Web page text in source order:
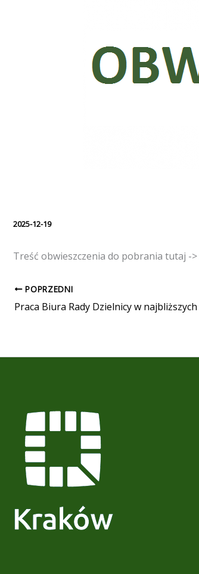
2025-12-19
Treść obwieszczenia do pobrania tutaj ->
POPRZEDNI